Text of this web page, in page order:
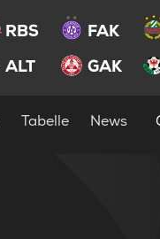
RBS FAK
ALT GAK
Tabelle News